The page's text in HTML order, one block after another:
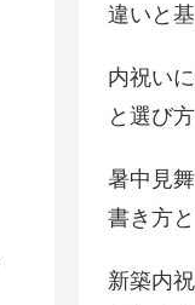
違いと
内祝い
と選び
暑中見
書き方
新築内